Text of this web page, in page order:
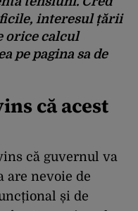
interesul țării
orice calcul
pe pagina sa de
că acest
că guvernul va
are nevoie de
și de